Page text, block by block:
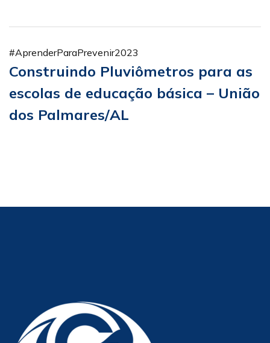
#AprenderParaPrevenir2023
Construindo Pluviômetros para as
escolas de educação básica – União
dos Palmares/AL